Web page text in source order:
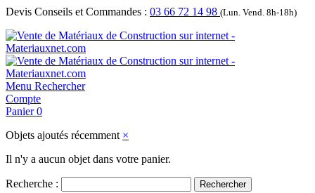
Devis Conseils et Commandes : 03 66 72 14 98 (Lun. Vend. 8h-18h)
Menu Rechercher
Compte
Panier 0
Objets ajoutés récemment ×
Il n'y a aucun objet dans votre panier.
Recherche : Rechercher